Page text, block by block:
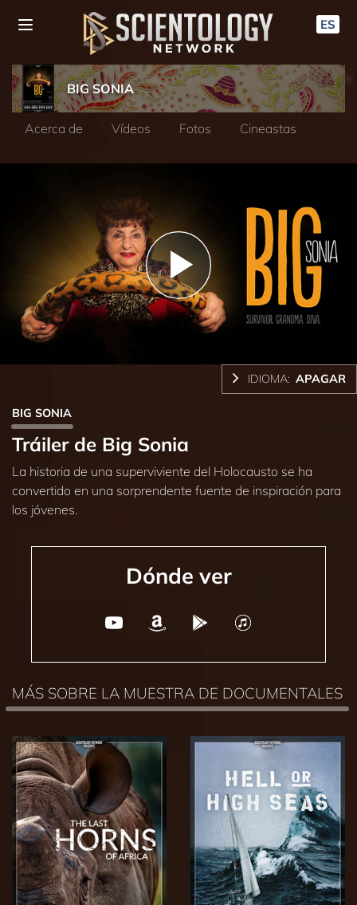
ES
BIG SONIA
Acerca de Vídeos Fotos Cineastas
Play
Video
IDIOMA: APAGAR
BIG SONIA
Tráiler de Big Sonia
La historia de una superviviente del Holocausto se ha
convertido en una sorprendente fuente de inspiración para
los jóvenes.
Dónde ver
MÁS SOBRE LA MUESTRA DE DOCUMENTALES